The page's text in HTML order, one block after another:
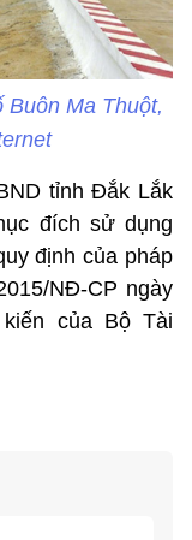
Buôn Ma Thuột,
tỉnh Đắk Lắk
đích sử dụng
định của pháp
NĐ-CP ngày
của Bộ Tài